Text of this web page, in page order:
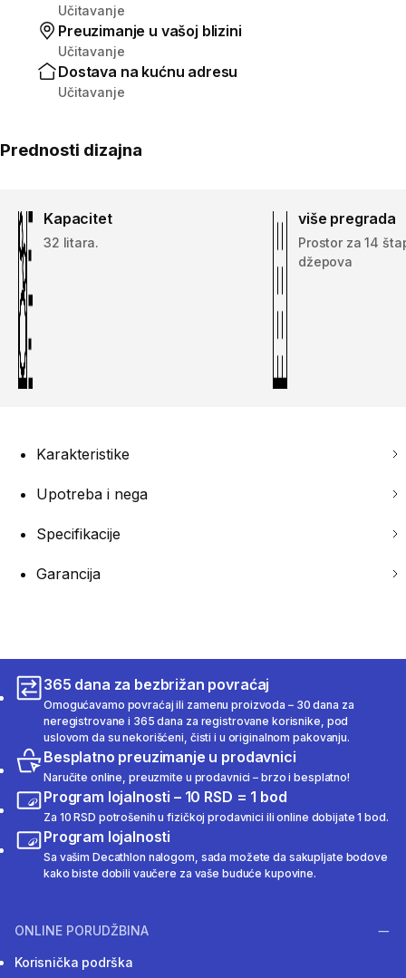
Učitavanje
Preuzimanje u vašoj blizini
Učitavanje
Dostava na kućnu adresu
Učitavanje
Prednosti dizajna
Kapacitet
32 litara.
više pregrada
Prostor za 14
džepova
Karakteristike
Upotreba i nega
Specifikacije
Garancija
365 dana za bezbrižan povraćaj
Omogućavamo povraćaj ili zamenu proizvoda – 30 dana za
neregistrovane i 365 dana za registrovane korisnike, pod
uslovom da su nekorišćeni, čisti i u originalnom pakovanju.
Besplatno preuzimanje u prodavnici
Naručite online, preuzmite u prodavnici – brzo i besplatno!
Program lojalnosti – 10 RSD = 1 bod
Za 10 RSD potrošenih u fizičkoj prodavnici ili online dobijate 1 bod.
Program lojalnosti
Sa vašim Decathlon nalogom, sada možete da sakupljate bodove
kako biste dobili vaučere za vaše buduće kupovine.
ONLINE PORUDŽBINA
Korisnička podrška